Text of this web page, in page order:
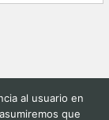
al usuario en
que